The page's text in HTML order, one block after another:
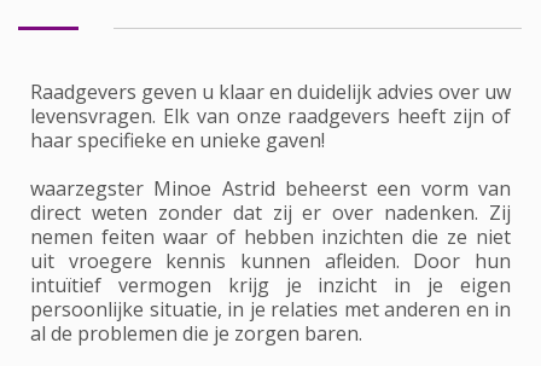
Raadgevers geven u klaar en duidelijk advies over uw
levensvragen. Elk van onze raadgevers heeft zijn of
haar specifieke en unieke gaven!
waarzegster Minoe Astrid beheerst een vorm van
direct weten zonder dat zij er over nadenken. Zij
nemen feiten waar of hebben inzichten die ze niet
uit vroegere kennis kunnen afleiden. Door hun
intuïtief vermogen krijg je inzicht in je eigen
persoonlijke situatie, in je relaties met anderen en in
al de problemen die je zorgen baren.